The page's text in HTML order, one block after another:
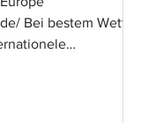
Bei bestem Wetter